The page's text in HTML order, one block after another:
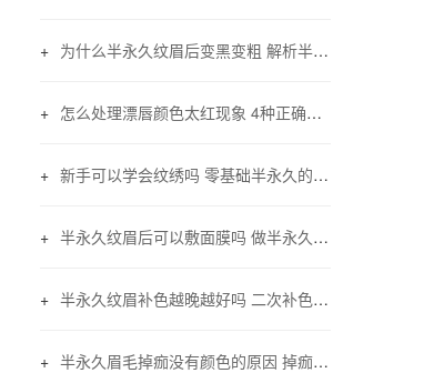
为什么半永久纹眉后变黑变粗 解析半永久纹眉变黑现象
怎么处理漂唇颜色太红现象 4种正确的方法
新手可以学会纹绣吗 零基础半永久的学习步骤和时间
半永久纹眉后可以敷面膜吗 做半永久眉毛能不能敷面膜
半永久纹眉补色越晚越好吗 二次补色注意事项
半永久眉毛掉痂没有颜色的原因 掉痂后没颜色怎么办